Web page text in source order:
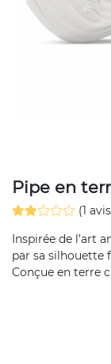
Pipe en
(1
Inspirée de l’art
par sa silhouette
Conçue en terre